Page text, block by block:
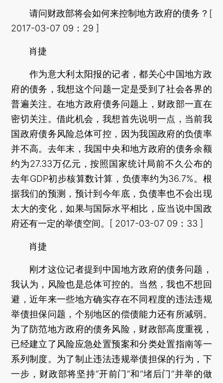
请问财政部将会如何来控制地方政府的债务？[
2017-03-07 09：29 ]
肖捷
作为意大利太阳报的记者，都关心中国地方政
府的债务，我想这个问题一定是受到了社会各界的
普遍关注。在地方政府债务问题上，财政部一直在
密切关注。借此机会，我想首先说明一点，当前我
国政府债务风险总体可控，因为我国政府的负债率
并不高。去年末，我国中央和地方政府的债务余额
约为27.33万亿元，按照国家统计局前不久公布的
去年GDP初步核算数计算，负债率约为36.7%。根
据我们的预测，预计到今年底，负债率也不会出现
太大的变化，如果与国际水平相比，应当说中国政
府还有一定的举债空间。[ 2017-03-07 09：33 ]
肖捷
刚才这位记者提到中国地方政府的债务问题，
我认为，风险也是总体可控的。当然，我也不想回
避，近年来一些地方确实存在不同程度的违法违规
举债担保问题，个别地区的偿债能力还有所减弱。
为了防范地方政府的债务风险，财政部高度重视，
已经建立了风险应急处置预案和分类处置指南等一
系列制度。为了制止违法违规举债担保的行为，下
一步，财政部将坚持“开前门”和“堵后门”并举的做